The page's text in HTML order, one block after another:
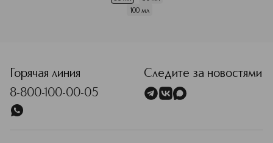
100 мл
Горячая линия
8-800-100-00-05
Следите за новостями